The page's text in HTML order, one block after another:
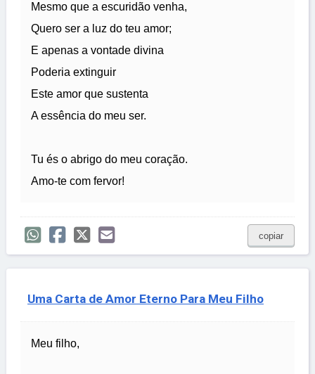
Mesmo que a escuridão venha,
Quero ser a luz do teu amor;
E apenas a vontade divina
Poderia extinguir
Este amor que sustenta
A essência do meu ser.
Tu és o abrigo do meu coração.
Amo-te com fervor!
copiar
Uma Carta de Amor Eterno Para Meu Filho
Meu filho,